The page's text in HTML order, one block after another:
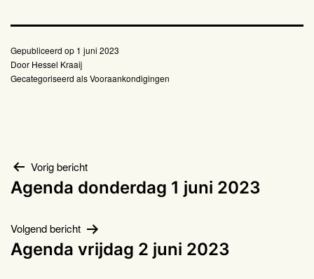
Gepubliceerd op 1 juni 2023
Door Hessel Kraaij
Gecategoriseerd alsVooraankondigingen
Bericht
navigatie
Vorig bericht
Agenda donderdag 1 juni 2023
Volgend bericht
Agenda vrijdag 2 juni 2023